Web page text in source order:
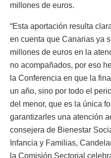
millones de euros.
“Esta aportación resulta
en cuenta que Canarias ya
millones de euros en la
no acompañados, por eso
la Conferencia en que la
un año, sino por todo el
del menor, que es la única
garantizarles una atención
consejera de Bienestar
Infancia y Familias,
la Comisión Sectorial